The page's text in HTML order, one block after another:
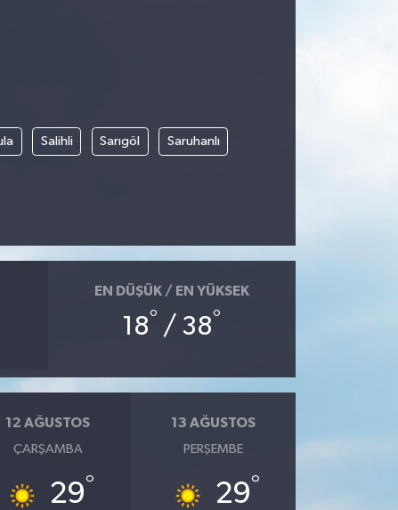
Salihli Sarıgöl Saruhanlı
EN DÜŞÜK / EN YÜKSEK
18° / 38°
12 AĞUSTOS
ÇARŞAMBA
29°
13 AĞUSTOS
PERŞEMBE
29°